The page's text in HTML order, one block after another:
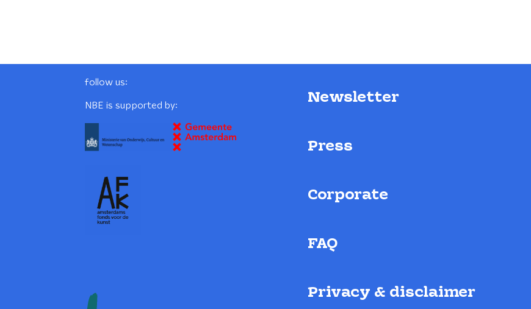
follow us:
NBE is supported by:
Newsletter
Press
Corporate
FAQ
Privacy & disclaimer